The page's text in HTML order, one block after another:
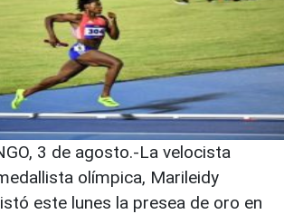
3 de agosto.-La velocista
olímpica, Marileidy
este lunes la presea de oro en